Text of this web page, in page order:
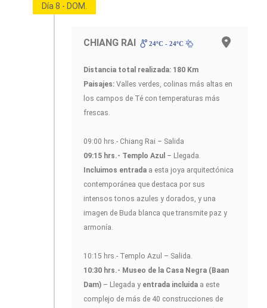
Día 8 - DOM.
CHIANG RAI 24ºC - 24ºC
Distancia total realizada: 180 Km
Paisajes: Valles verdes, colinas más altas en
los campos de Té con temperaturas más
frescas.
09:00 hrs.- Chiang Rai – Salida
09:15 hrs.- Templo Azul – Llegada.
Incluimos entrada a esta joya arquitectónica
contemporánea que destaca por sus
intensos tonos azules y dorados, y una
imagen de Buda blanca que transmite paz y
armonía.
10:15 hrs.- Templo Azul – Salida.
10:30 hrs.- Museo de la Casa Negra (Baan
Dam) – Llegada y entrada incluida a este
complejo de más de 40 construcciones de